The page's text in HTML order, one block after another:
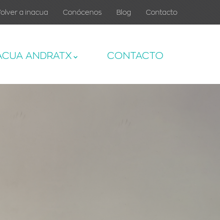
a inacua Conócenos Blog Contacto
ANDRATX CONTACTO